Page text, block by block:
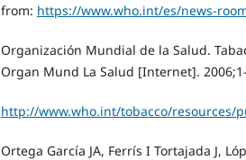
from: https://www.who.int/es/news-
Organización Mundial de la Salud.
Organ Mund La Salud [Internet].
http://www.who.int/tobacco/resources/
Ortega García JA, Ferrís I Tortajada J,